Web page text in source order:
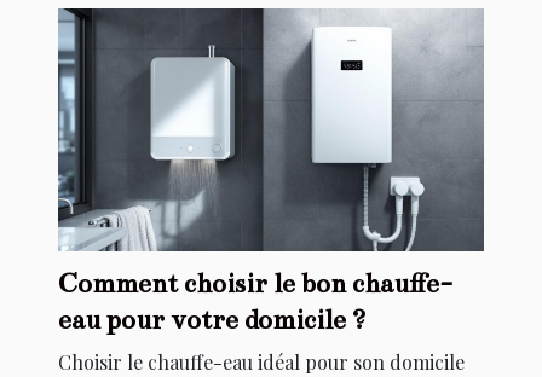
Comment choisir le bon chauffe-
eau pour votre domicile ?
Choisir le chauffe-eau idéal pour son domicile